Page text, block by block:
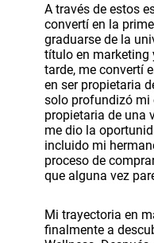
A través de estos
convertí en la
graduarse de la
título en marketing
tarde, me convertí
en ser propietaria
solo profundizó mi
propietaria de una
me dio la
incluido mi
proceso de
que alguna vez
Mi trayectoria en
finalmente a